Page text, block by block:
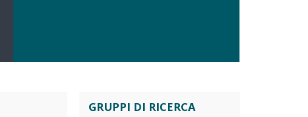
GRUPPI DI RICERCA